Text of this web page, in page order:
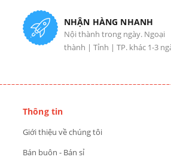
NHẬN HÀNG NHANH
Nội thành trong ngày. Ngoại
thành | Tỉnh | TP. khác 1-3
Thông tin
Giới thiệu về chúng tôi
Bán buôn - Bán sỉ